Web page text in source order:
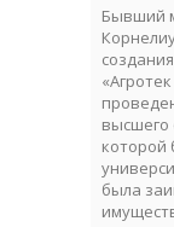
Бывший
высшего
которой
была